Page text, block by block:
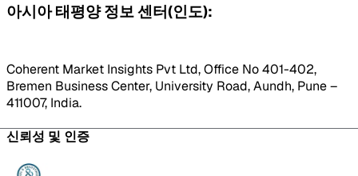
아시아 태평양 정보 센터(인도):
Coherent Market Insights Pvt Ltd, Office No 401-402,
Bremen Business Center, University Road, Aundh, Pune –
411007, India.
신뢰성 및 인증